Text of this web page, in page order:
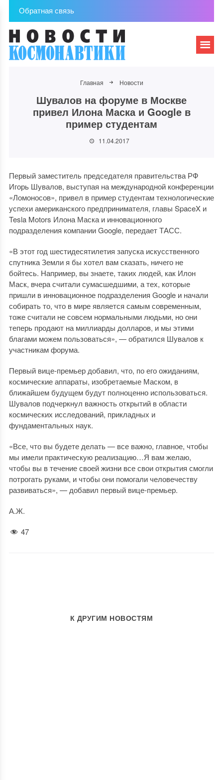
Обратная связь
Главная Новости
Шувалов на форуме в Москве
привел Илона Маска и Google в
пример студентам
11.04.2017
Первый заместитель председателя правительства РФ
Игорь Шувалов, выступая на международной конференции
«Ломоносов», привел в пример студентам технологические
успехи американского предпринимателя, главы SpaceX и
Tesla Motors Илона Маска и инновационного
подразделения компании Google, передает ТАСС.
«В этот год шестидесятилетия запуска искусственного
спутника Земли я бы хотел вам сказать, ничего не
бойтесь. Например, вы знаете, таких людей, как Илон
Маск, вчера считали сумасшедшими, а тех, которые
пришли в инновационное подразделения Google и начали
собирать то, что в мире является самым современным,
тоже считали не совсем нормальными людьми, но они
теперь продают на миллиарды долларов, и мы этими
благами можем пользоваться», — обратился Шувалов к
участникам форума.
Первый вице-премьер добавил, что, по его ожиданиям,
космические аппараты, изобретаемые Маском, в
ближайшем будущем будут полноценно использоваться.
Шувалов подчеркнул важность открытий в области
космических исследований, прикладных и
фундаментальных наук.
«Все, что вы будете делать — все важно, главное, чтобы
мы имели практическую реализацию…Я вам желаю,
чтобы вы в течение своей жизни все свои открытия смогли
потрогать руками, и чтобы они помогали человечеству
развиваться», — добавил первый вице-премьер.
А.Ж.
47
К ДРУГИМ НОВОСТЯМ